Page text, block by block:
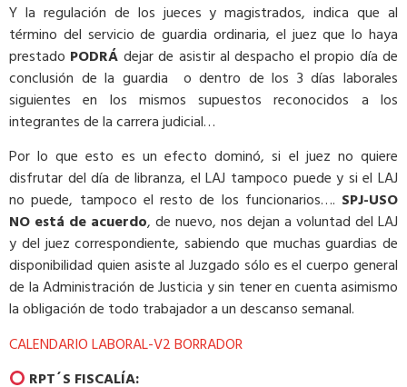
Y la regulación de los jueces y magistrados, indica que al
término del servicio de guardia ordinaria, el juez que lo haya
prestado PODRÁ dejar de asistir al despacho el propio día de
conclusión de la guardia o dentro de los 3 días laborales
siguientes en los mismos supuestos reconocidos a los
integrantes de la carrera judicial…
Por lo que esto es un efecto dominó, si el juez no quiere
disfrutar del día de libranza, el LAJ tampoco puede y si el LAJ
no puede, tampoco el resto de los funcionarios…. SPJ-USO
NO está de acuerdo, de nuevo, nos dejan a voluntad del LAJ
y del juez correspondiente, sabiendo que muchas guardias de
disponibilidad quien asiste al Juzgado sólo es el cuerpo general
de la Administración de Justicia y sin tener en cuenta asimismo
la obligación de todo trabajador a un descanso semanal.
CALENDARIO LABORAL-V2 BORRADOR
RPT´S FISCALÍA: